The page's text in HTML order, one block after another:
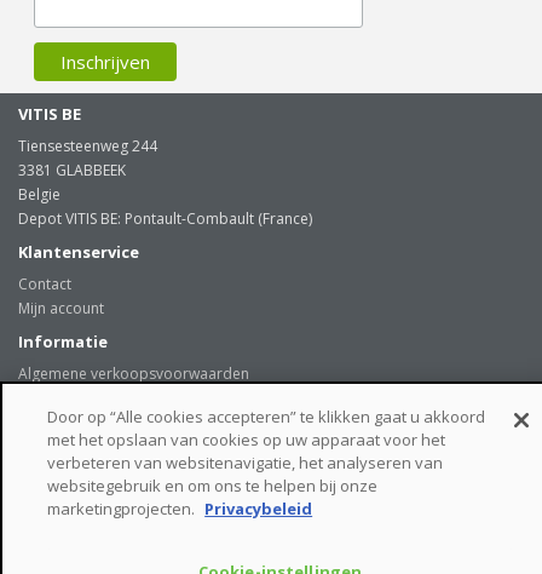
VITIS BE
Tiensesteenweg 244
3381 GLABBEEK
Belgie
Depot VITIS BE: Pontault-Combault (France)
Klantenservice
Contact
Mijn account
Informatie
Algemene verkoopsvoorwaarden
Onze klanten getuigen
Privacybeleid
Links
beveiligde betaalmogelijkheden
Door op “Alle cookies accepteren” te klikken gaat u akkoord
met het opslaan van cookies op uw apparaat voor het
verbeteren van websitenavigatie, het analyseren van
websitegebruik en om ons te helpen bij onze
marketingprojecten. Privacybeleid